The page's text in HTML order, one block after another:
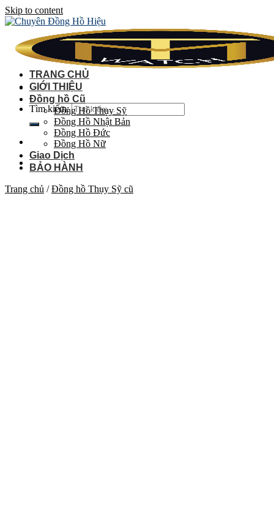
Skip to content
Tìm kiếm:
TRANG CHỦ
GIỚI THIỆU
Đồng hồ Cũ
Đồng Hồ Thụy Sỹ
Đồng Hồ Nhật Bản
Đồng Hồ Đức
Đồng Hồ Nữ
Giao Dịch
BẢO HÀNH
Trang chủ / Đồng hồ Thụy Sỹ cũ